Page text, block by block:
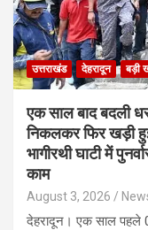
उत्तराखंड देहरादून बड़ी
एक साल बाद बदली
निकलकर फिर खड़ी
भागीरथी घाटी में
काम
August 3, 2026
देहरादून। एक साल पहले